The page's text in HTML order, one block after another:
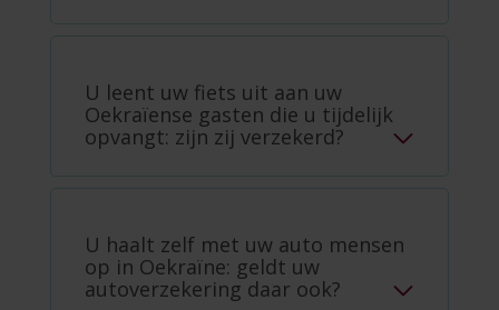
U leent uw fiets uit aan uw
Oekraïense gasten die u tijdelijk
opvangt: zijn zij verzekerd?
U haalt zelf met uw auto mensen
op in Oekraïne: geldt uw
autoverzekering daar ook?